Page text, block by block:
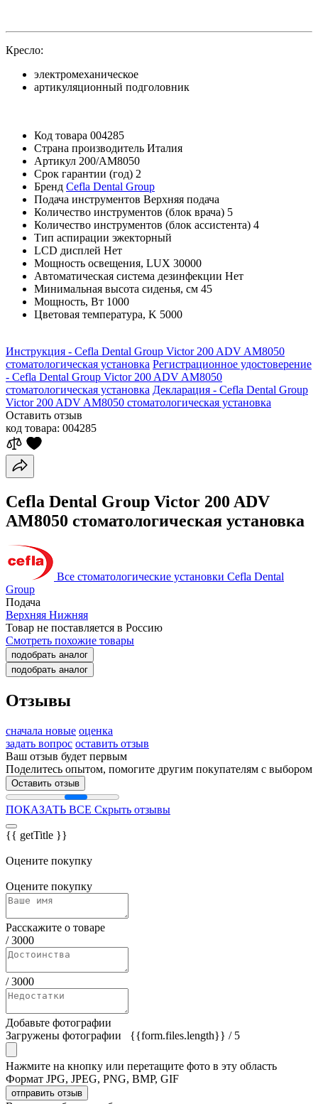
Кресло:
электромеханическое
артикуляционный подголовник
Код товара 004285
Страна производитель Италия
Артикул 200/AM8050
Срок гарантии (год) 2
Бренд Cefla Dental Group
Подача инструментов Верхняя подача
Количество инструментов (блок врача) 5
Количество инструментов (блок ассистента) 4
Тип аспирации эжекторный
LCD дисплей Нет
Мощность освещения, LUX 30000
Автоматическая система дезинфекции Нет
Минимальная высота сиденья, см 45
Мощность, Вт 1000
Цветовая температура, K 5000
Инструкция - Cefla Dental Group Victor 200 ADV AM8050
стоматологическая установка Регистрационное удостоверение
- Cefla Dental Group Victor 200 ADV AM8050
стоматологическая установка Декларация - Cefla Dental Group
Victor 200 ADV AM8050 стоматологическая установка
Оставить отзыв
код товара: 004285
Cefla Dental Group Victor 200 ADV
AM8050 стоматологическая установка
Все стоматологические установки Cefla Dental
Group
Подача
Верхняя Нижняя
Товар не поставляется в Россию
Смотреть похожие товары
подобрать аналог
подобрать аналог
Отзывы
сначала новые оценка
задать вопрос оставить отзыв
Ваш отзыв будет первым
Поделитесь опытом, помогите другим покупателям с выбором
Оставить отзыв
ПОКАЗАТЬ ВСЕ Скрыть отзывы
{{ getTitle }}
Оцените покупку
Оцените покупку
Расскажите о товаре
/3000
/3000
Добавьте фотографии
Загружены фотографии
{{form.files.length}} / 5
Нажмите на кнопку или перетащите фото в эту область
Формат JPG, JPEG, PNG, BMP, GIF
отправить отзыв